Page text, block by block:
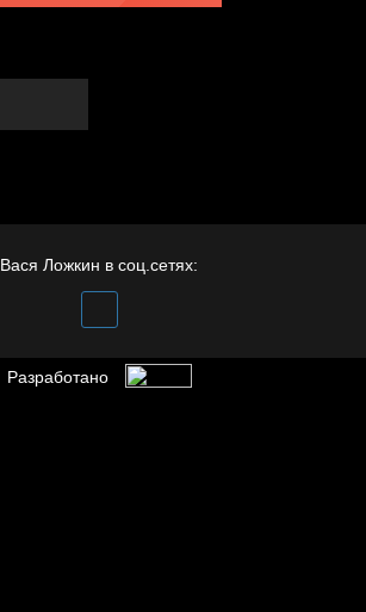
Вася Ложкин в соц.сетях:
Разработано